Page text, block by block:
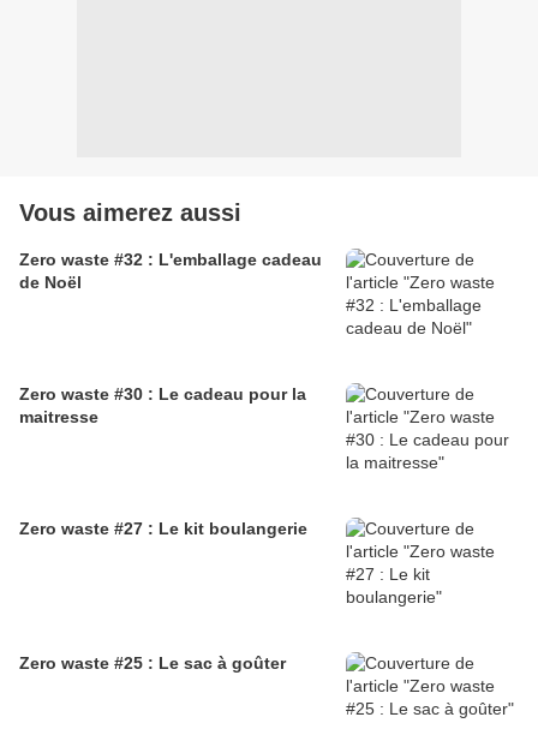
Vous aimerez aussi
Zero waste #32 : L'emballage cadeau
de Noël
Zero waste #30 : Le cadeau pour la
maitresse
Zero waste #27 : Le kit boulangerie
Zero waste #25 : Le sac à goûter